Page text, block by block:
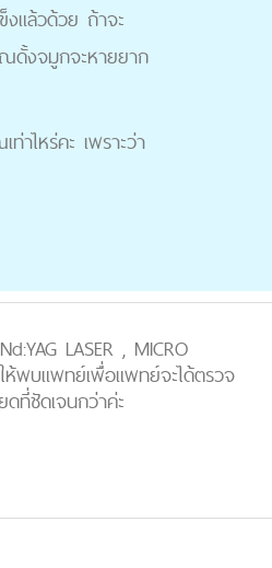
งแล้วด้วย ถ้าจะ
ณดั้งจมูกจะหายยาก
าไหร่คะ เพราะว่า
LASER , MICRO
ห้พบแพทย์เพื่อแพทย์จะได้ตรวจ
ที่ชัดเจนกว่าค่ะ